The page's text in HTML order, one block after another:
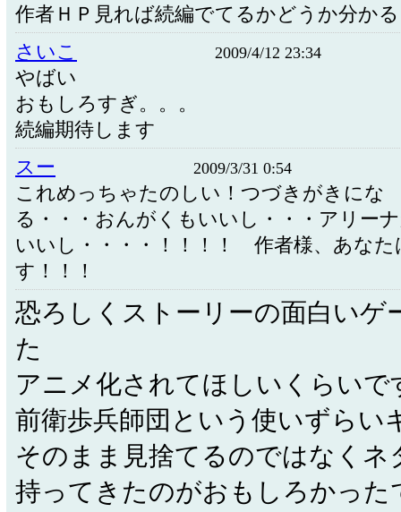
作者ＨＰ見れば続編でてるかどうか分か
さいこ
2009/4/12 23:34
やばい
おもしろすぎ。。。
続編期待します
スー
2009/3/31 0:54
これめっちゃたのしい！つづきがきにな
る・・・おんがくもいいし・・・アリー
いいし・・・・！！！！ 作者様、あなた
す！！！
恐ろしくストーリーの面白いゲ
た
アニメ化されてほしいくらいで
前衛歩兵師団という使いずらい
そのまま見捨てるのではなくネ
持ってきたのがおもしろかった